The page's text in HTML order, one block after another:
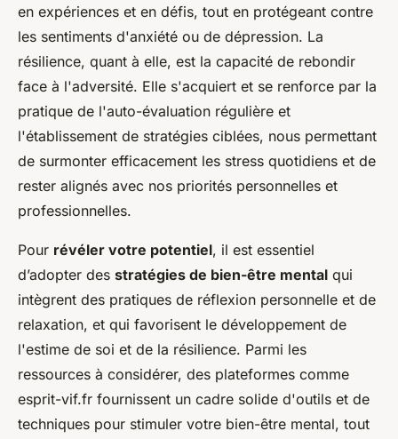
en expériences et en défis, tout en protégeant contre
les sentiments d'anxiété ou de dépression. La
résilience, quant à elle, est la capacité de rebondir
face à l'adversité. Elle s'acquiert et se renforce par la
pratique de l'auto-évaluation régulière et
l'établissement de stratégies ciblées, nous permettant
de surmonter efficacement les stress quotidiens et de
rester alignés avec nos priorités personnelles et
professionnelles.
Pour révéler votre potentiel, il est essentiel
d’adopter des stratégies de bien-être mental qui
intègrent des pratiques de réflexion personnelle et de
relaxation, et qui favorisent le développement de
l'estime de soi et de la résilience. Parmi les
ressources à considérer, des plateformes comme
esprit-vif.fr fournissent un cadre solide d'outils et de
techniques pour stimuler votre bien-être mental, tout